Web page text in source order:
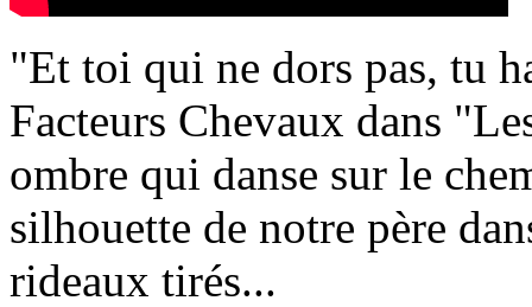
"Et toi qui ne dors pas, tu
Facteurs Chevaux dans
ombre qui danse sur le
silhouette de notre père
rideaux tirés...